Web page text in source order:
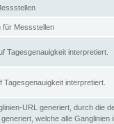
für Messstellen
Tagesgenauigkeit interpretiert.
interpretiert.
URL generiert, durch die
welche alle Ganglinien